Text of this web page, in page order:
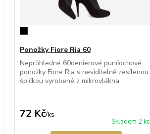
Ponožky Fiore Ria 60
Neprůhledné 60denierové punčochové
ponožky Fiore Ria s neviditelně zesílenou
špičkou vyrobené z mikrovlákna.
72 Kč/ks
Skladem 2 ks